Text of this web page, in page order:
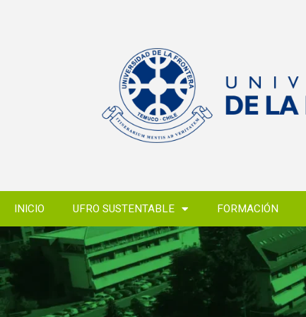
INICIO UFRO SUSTENTABLE FORMACIÓN